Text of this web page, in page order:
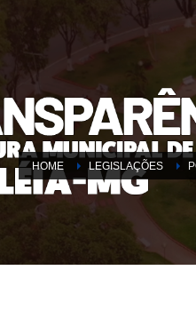
HOME LEGISLAÇÕES